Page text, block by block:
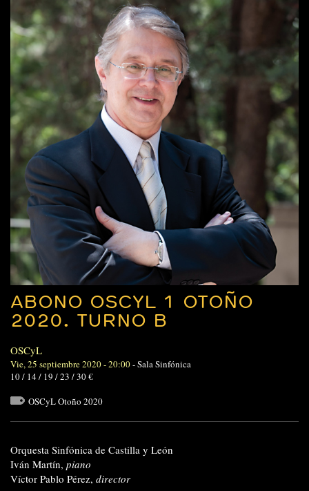
ABONO OSCYL 1 OTOÑO
2020. TURNO B
OSCyL
Vie, 25 septiembre 2020 - 20:00-Sala Sinfónica
10 / 14 / 19 / 23 / 30 €
OSCyL Otoño 2020
Orquesta Sinfónica de Castilla y León
Iván Martín, piano
Víctor Pablo Pérez, director